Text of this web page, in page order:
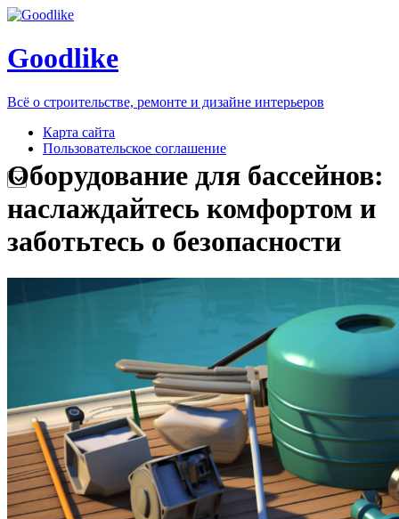
Goodlike
Всё о строительстве, ремонте и дизайне интерьеров
Карта сайта
Пользовательское соглашение
Оборудование для бассейнов:
наслаждайтесь комфортом и
заботьтесь о безопасности